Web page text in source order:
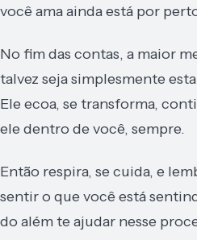
você ama ainda está por
No fim das contas, a maior
talvez seja simplesmente
Ele ecoa, se transforma,
ele dentro de você, sempre.
Então respira, se cuida, e
sentir o que você está
do além te ajudar nesse